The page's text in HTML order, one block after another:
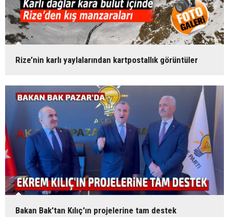
Rize’nin karlı yaylalarından kartpostallık görüntüler
Bakan Bak'tan Kılıç'ın projelerine tam destek